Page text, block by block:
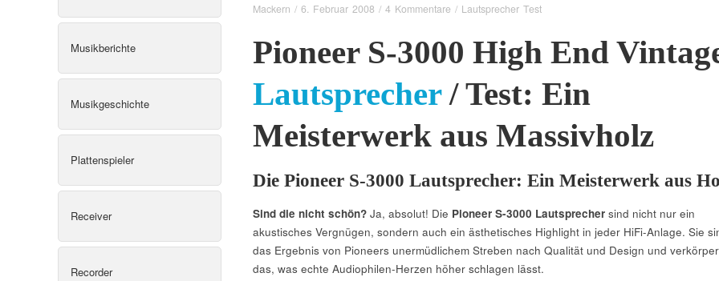
Musikberichte
Musikgeschichte
Plattenspieler
Receiver
Recorder
Mackern / 6. Februar 2008 / 4 Kommentare / Lautsprecher Test
Pioneer S-3000 High End
Lautsprecher/ Test: Ein
Meisterwerk aus Massivholz
Die Pioneer S-3000 Lautsprecher: Ein Meisterwerk aus
Sind die nicht schön?Ja, absolut! Die Pioneer S-3000 Lautsprechersind nicht nur ein
akustisches Vergnügen, sondern auch ein ästhetisches Highlight in jeder HiFi-Anlage. Sie
das Ergebnis von Pioneers unermüdlichem Streben nach Qualität und Design und
das, was echte Audiophilen-Herzen höher schlagen lässt.